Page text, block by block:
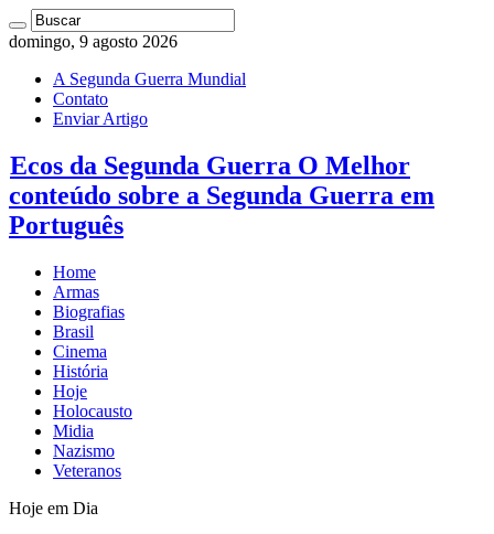
domingo, 9 agosto 2026
A Segunda Guerra Mundial
Contato
Enviar Artigo
Ecos da Segunda Guerra O Melhor
conteúdo sobre a Segunda Guerra em
Português
Home
Armas
Biografias
Brasil
Cinema
História
Hoje
Holocausto
Midia
Nazismo
Veteranos
Hoje em Dia